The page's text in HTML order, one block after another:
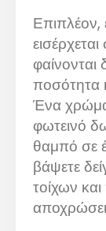
Επιπλέον,
φαίνονται
ποσότητα
Ένα
φωτεινό
θαμπό σε
βάψετε
τοίχων